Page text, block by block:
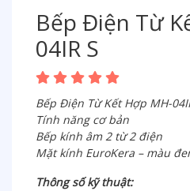
Bếp Điện Từ
04IR S
Bếp Điện Từ Kết Hợp MH-
Tính năng cơ bản
Bếp kính âm 2 từ 2 điện
Mặt kính EuroKera – màu
Thông số kỹ thuật: